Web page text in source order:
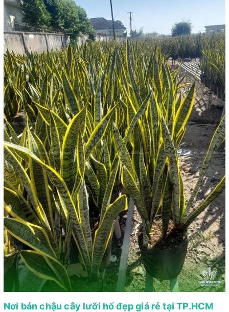
Nơi bán chậu cây lưỡi hổ đẹp giá rẻ tại TP.HCM